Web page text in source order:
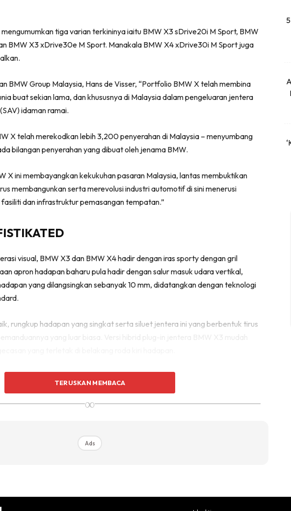
tiga varian terkininya iaitu BMW X3 sDrive20i M Sport, BMW
BMW X3 xDrive30e M Sport. Manakala BMW X4 xDrive30i M Sport juga
BMW Group Malaysia, Hans de Visser, “Portfolio BMW X telah membina
buat sekian lama, dan khususnya di Malaysia dalam pengeluaran jentera
idaman ramai.
X telah merekodkan lebih 3,200 penyerahan di Malaysia – menyumbang
bilangan penyerahan yang dibuat oleh jenama BMW.
X ini membayangkan kekukuhan pasaran Malaysia, lantas membuktikan
membangunkan serta merevolusi industri automotif di sini menerusi
dan infrastruktur pemasangan tempatan.”
visual, BMW X3 dan BMW X4 hadir dengan iras sporty dengan gril
apron hadapan baharu pula hadir dengan salur masuk udara vertikal,
yang dilangsingkan sebanyak 10 mm, didatangkan dengan teknologi
rungkup hadapan yang singkat serta siluet jentera ini yang berbentuk tirus
TERUSKAN MEMBACA
∞
Ads